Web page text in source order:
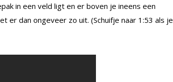
in een veld ligt en er boven je ineens een
er dan ongeveer zo uit. (Schuifje naar 1:53 als je